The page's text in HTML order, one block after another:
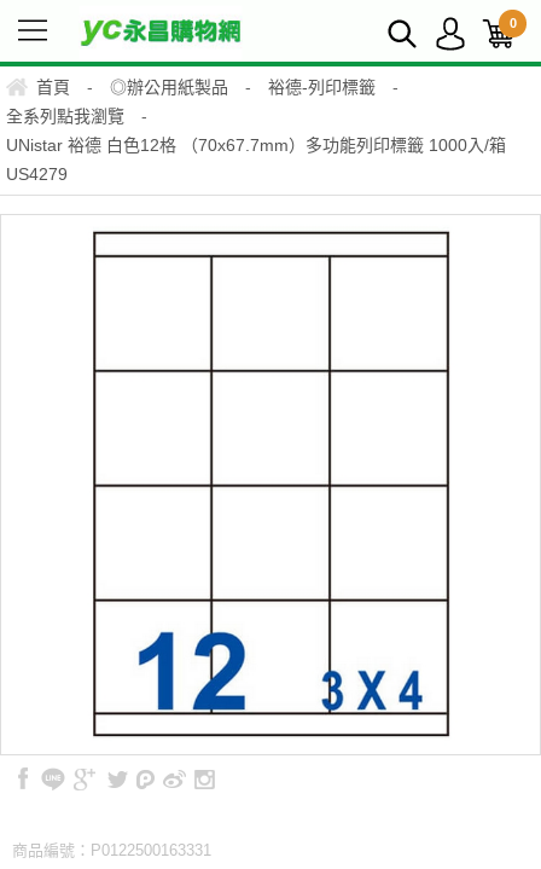
0
首頁 - ◎辦公用紙製品 - 裕德-列印標籤
-
全系列點我瀏覽
-
UNistar 裕德 白色12格 （70x67.7mm）多功能列印標籤 1000入/箱
US4279
商品編號：P0122500163331